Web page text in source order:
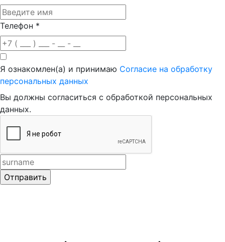
Телефон *
Я ознакомлен(а) и принимаю Согласие на обработку
персональных данных
Вы должны согласиться с обработкой персональных
данных.